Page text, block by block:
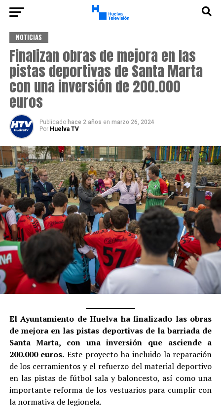
NOTICIAS
Finalizan obras de mejora en las
pistas deportivas de Santa Marta
con una inversión de 200.000
euros
Publicado hace 2 años en marzo 26, 2024
Por Huelva TV
El Ayuntamiento de Huelva ha finalizado las obras
de mejora en las pistas deportivas de la barriada de
Santa Marta, con una inversión que asciende a
200.000 euros. Este proyecto ha incluido la reparación
de los cerramientos y el refuerzo del material deportivo
en las pistas de fútbol sala y baloncesto, así como una
importante reforma de los vestuarios para cumplir con
la normativa de legionela.